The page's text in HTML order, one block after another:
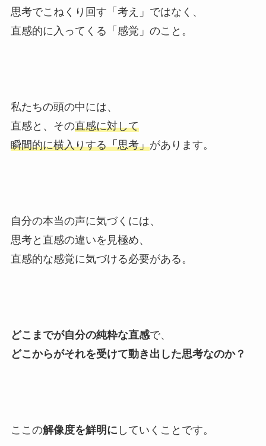
思考でこねくり回す「考え」ではなく、
直感的に入ってくる「感覚」のこと。
私たちの頭の中には、
直感と、その直感に対して
瞬間的に横入りする「思考」があります。
自分の本当の声に気づくには、
思考と直感の違いを見極め、
直感的な感覚に気づける必要がある。
どこまでが自分の純粋な直感で、
どこからがそれを受けて動き出した思考なのか？
ここの解像度を鮮明に していくことです。